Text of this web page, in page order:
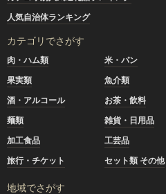
人気自治体ランキング
カテゴリでさがす
肉・ハム類 米・パン
果実類
魚介類
酒・アルコール
お茶・飲料
麺類
雑貨・日用品
加工食品
工芸品
旅行・チケット
セット類 その他
地域でさがす